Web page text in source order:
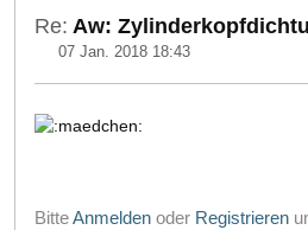
Re: Aw:
07 Jan. 2018 18:43
BitteAnmelden oder Registrieren